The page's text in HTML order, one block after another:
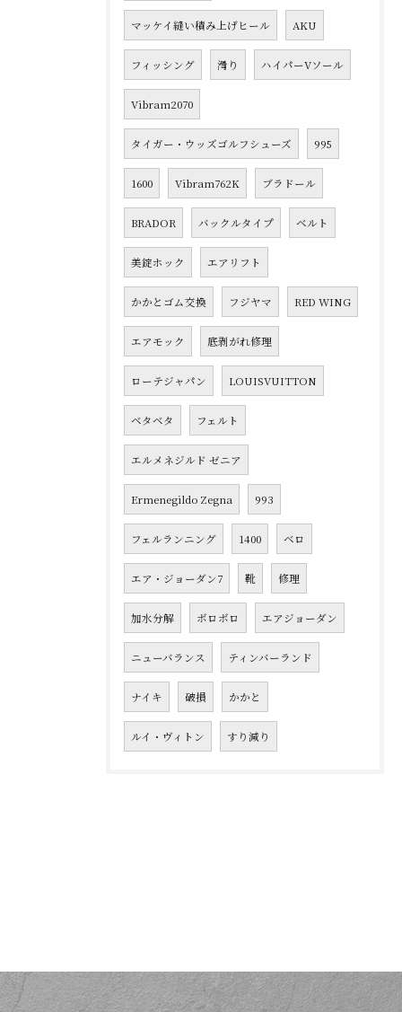
マッケイ縫い積み上げヒール AKU
フィッシング 滑り ハイパーVソール
Vibram2070
タイガー・ウッズゴルフシューズ 995
1600 Vibram762K ブラドール
BRADOR バックルタイプ ベルト
美錠ホック エアリフト
かかとゴム交換 フジヤマ RED WING
エアモック 底剥がれ修理
ローテジャパン LOUISVUITTON
ベタベタ フェルト
エルメネジルド ゼニア
Ermenegildo Zegna 993
フェルランニング 1400 ベロ
エア・ジョーダン7 靴 修理
加水分解 ボロボロ エアジョーダン
ニューバランス ティンバーランド
ナイキ 破損 かかと
ルイ・ヴィトン すり減り